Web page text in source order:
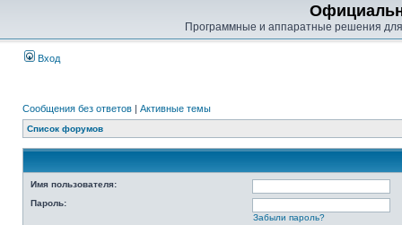
Программные и аппаратные решения
Вход
Сообщения без ответов | Активные темы
Список форумов
Имя пользователя:
Пароль:
Забыли пароль?